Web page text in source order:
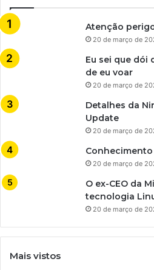
Atenção
20 de março de
Eu sei que dói
de eu voar
20 de março de
Detalhes da
Update
20 de março de
20 de março de
O ex-CEO da
tecnologia
20 de março de
Mais vistos